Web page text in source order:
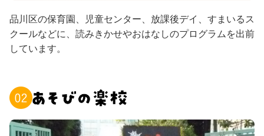
品川区の保育園、児童センター、放課後デイ、すまいるス
クールなどに、読みきかせやおはなしのプログラムを出前
しています。